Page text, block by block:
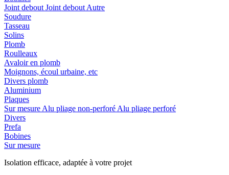
Joint debout Joint debout Autre
Soudure
Tasseau
Solins
Plomb
Roulleaux
Avaloir en plomb
Moignons, écoul urbaine, etc
Divers plomb
Aluminium
Plaques
Sur mesure Alu pliage non-perforé Alu pliage perforé
Divers
Prefa
Bobines
Sur mesure
Isolation efficace, adaptée à votre projet